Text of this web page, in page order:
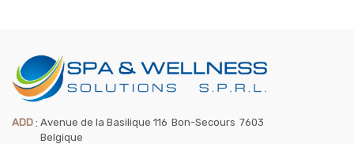
ADD : Avenue de la Basilique 116 Bon-Secours 7603
Belgique